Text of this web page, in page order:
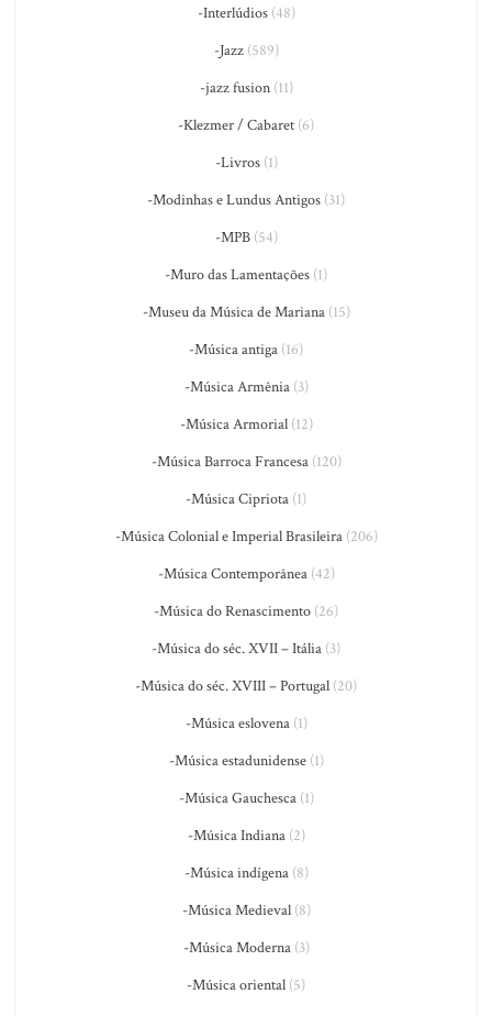
-Interlúdios(48)
-Jazz(589)
-jazz fusion(11)
-Klezmer / Cabaret (6)
-Livros(1)
-Modinhas e Lundus Antigos (31)
-MPB(54)
-Muro das Lamentações (1)
-Museu da Música de Mariana(15)
-Música antiga (16)
-Música Armênia(3)
-Música Armorial(12)
-Música Barroca Francesa(120)
-Música Cipriota (1)
-Música Colonial e Imperial Brasileira(206)
-Música Contemporânea(42)
-Música do Renascimento (26)
-Música do séc. XVII – Itália (3)
-Música do séc. XVIII – Portugal (20)
-Música eslovena(1)
-Música estadunidense(1)
-Música Gauchesca(1)
-Música Indiana(2)
-Música indígena(8)
-Música Medieval(8)
-Música Moderna(3)
-Música oriental (5)